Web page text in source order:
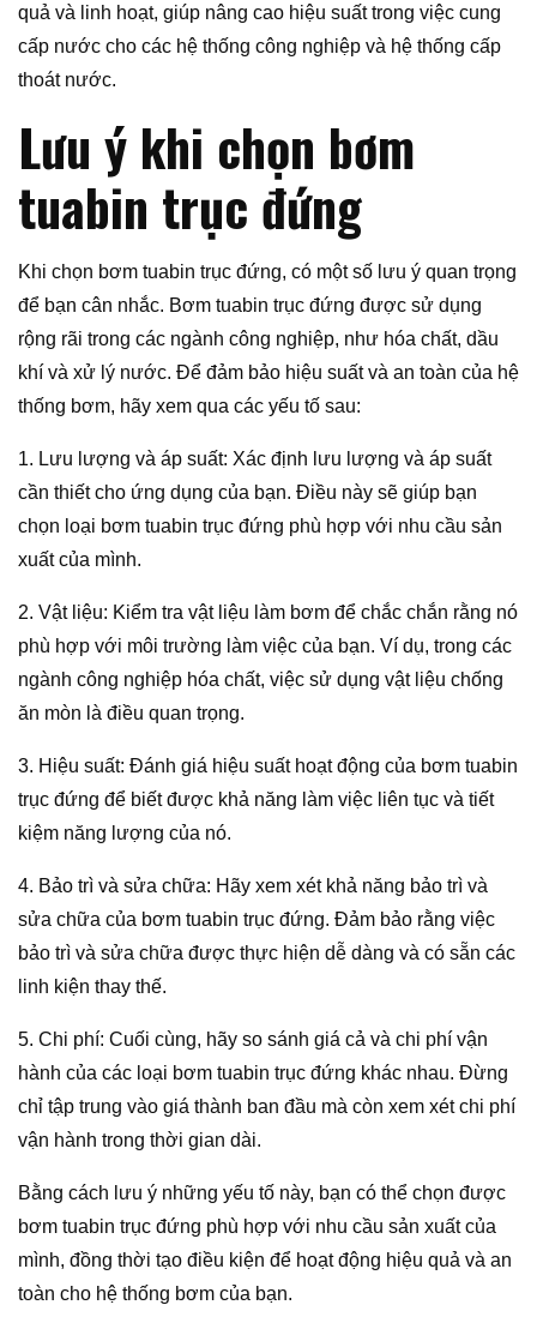
quả và linh hoạt, giúp nâng cao hiệu suất trong việc cung
cấp nước cho các hệ thống công nghiệp và hệ thống cấp
thoát nước.
Lưu ý khi chọn bơm
tuabin trục đứng
Khi chọn bơm tuabin trục đứng, có một số lưu ý quan trọng
để bạn cân nhắc. Bơm tuabin trục đứng được sử dụng
rộng rãi trong các ngành công nghiệp, như hóa chất, dầu
khí và xử lý nước. Để đảm bảo hiệu suất và an toàn của hệ
thống bơm, hãy xem qua các yếu tố sau:
1. Lưu lượng và áp suất: Xác định lưu lượng và áp suất
cần thiết cho ứng dụng của bạn. Điều này sẽ giúp bạn
chọn loại bơm tuabin trục đứng phù hợp với nhu cầu sản
xuất của mình.
2. Vật liệu: Kiểm tra vật liệu làm bơm để chắc chắn rằng nó
phù hợp với môi trường làm việc của bạn. Ví dụ, trong các
ngành công nghiệp hóa chất, việc sử dụng vật liệu chống
ăn mòn là điều quan trọng.
3. Hiệu suất: Đánh giá hiệu suất hoạt động của bơm tuabin
trục đứng để biết được khả năng làm việc liên tục và tiết
kiệm năng lượng của nó.
4. Bảo trì và sửa chữa: Hãy xem xét khả năng bảo trì và
sửa chữa của bơm tuabin trục đứng. Đảm bảo rằng việc
bảo trì và sửa chữa được thực hiện dễ dàng và có sẵn các
linh kiện thay thế.
5. Chi phí: Cuối cùng, hãy so sánh giá cả và chi phí vận
hành của các loại bơm tuabin trục đứng khác nhau. Đừng
chỉ tập trung vào giá thành ban đầu mà còn xem xét chi phí
vận hành trong thời gian dài.
Bằng cách lưu ý những yếu tố này, bạn có thể chọn được
bơm tuabin trục đứng phù hợp với nhu cầu sản xuất của
mình, đồng thời tạo điều kiện để hoạt động hiệu quả và an
toàn cho hệ thống bơm của bạn.